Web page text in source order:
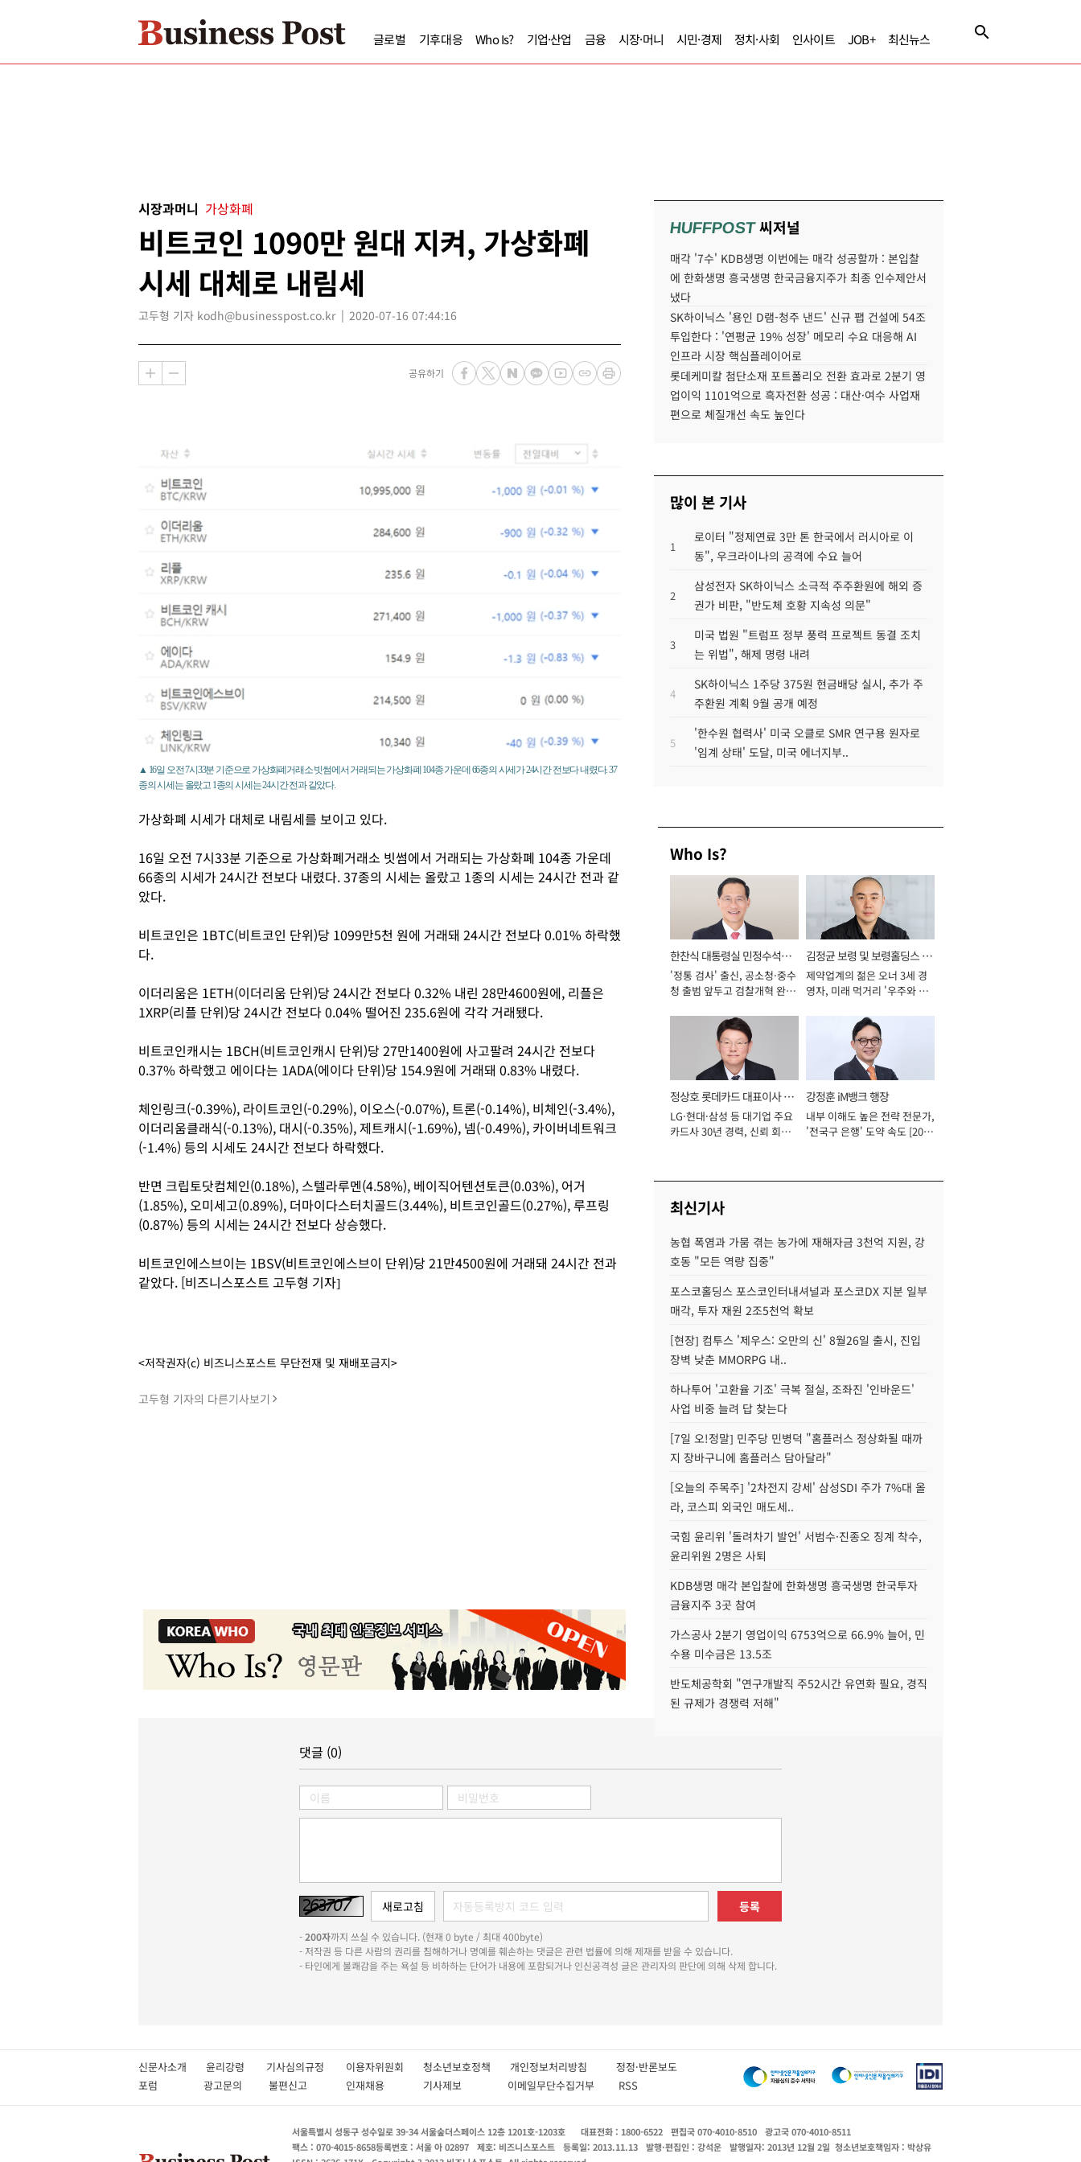
글로벌 기후대응 Who Is? 기업·산업 금융 시장·머니 시민·경제 정치·사회 인사이트 JOB+ 최신뉴스
시장과머니 가상화폐
비트코인 1090만 원대 지켜, 가상화폐
시세 대체로 내림세
고두형 기자 kodh@businesspost.co.kr 2020-07-16 07:44:16
공유하기
▲ 16일 오전 7시33분 기준으로 가상화폐거래소 빗썸에서 거래되는 가상화폐 104종 가운데 66종의 시세가 24시간 전보다 내렸다. 37
종의 시세는 올랐고 1종의 시세는 24시간 전과 같았다.
가상화폐 시세가 대체로 내림세를 보이고 있다.
16일 오전 7시33분 기준으로 가상화폐거래소 빗썸에서 거래되는 가상화폐 104종 가운데
66종의 시세가 24시간 전보다 내렸다. 37종의 시세는 올랐고 1종의 시세는 24시간 전과 같
았다.
비트코인은 1BTC(비트코인 단위)당 1099만5천 원에 거래돼 24시간 전보다 0.01% 하락했
다.
이더리움은 1ETH(이더리움 단위)당 24시간 전보다 0.32% 내린 28만4600원에, 리플은
1XRP(리플 단위)당 24시간 전보다 0.04% 떨어진 235.6원에 각각 거래됐다.
비트코인캐시는 1BCH(비트코인캐시 단위)당 27만1400원에 사고팔려 24시간 전보다
0.37% 하락했고 에이다는 1ADA(에이다 단위)당 154.9원에 거래돼 0.83% 내렸다.
체인링크(-0.39%), 라이트코인(-0.29%), 이오스(-0.07%), 트론(-0.14%), 비체인(-3.4%),
이더리움클래식(-0.13%), 대시(-0.35%), 제트캐시(-1.69%), 넴(-0.49%), 카이버네트워크
(-1.4%) 등의 시세도 24시간 전보다 하락했다.
반면 크립토닷컴체인(0.18%), 스텔라루멘(4.58%), 베이직어텐션토큰(0.03%), 어거
(1.85%), 오미세고(0.89%), 더마이다스터치골드(3.44%), 비트코인골드(0.27%), 루프링
(0.87%) 등의 시세는 24시간 전보다 상승했다.
비트코인에스브이는 1BSV(비트코인에스브이 단위)당 21만4500원에 거래돼 24시간 전과
같았다. [비즈니스포스트 고두형 기자]
<저작권자(c) 비즈니스포스트 무단전재 및 재배포금지>
고두형 기자의 다른기사보기
HUFFPOST씨저널
매각 '7수' KDB생명 이번에는 매각 성공할까 : 본입찰
에 한화생명 흥국생명 한국금융지주가 최종 인수제안서
냈다
SK하이닉스 '용인 D램-청주 낸드' 신규 팹 건설에 54조
투입한다 : '연평균 19% 성장' 메모리 수요 대응해 AI
인프라 시장 핵심플레이어로
롯데케미칼 첨단소재 포트폴리오 전환 효과로 2분기 영
업이익 1101억으로 흑자전환 성공 : 대산·여수 사업재
편으로 체질개선 속도 높인다
많이 본 기사
1
로이터 "정제연료 3만 톤 한국에서 러시아로 이
동", 우크라이나의 공격에 수요 늘어
2
삼성전자 SK하이닉스 소극적 주주환원에 해외 증
권가 비판, "반도체 호황 지속성 의문"
3
미국 법원 "트럼프 정부 풍력 프로젝트 동결 조치
는 위법", 해제 명령 내려
4
SK하이닉스 1주당 375원 현금배당 실시, 추가 주
주환원 계획 9월 공개 예정
5
'한수원 협력사' 미국 오클로 SMR 연구용 원자로
'임계 상태' 도달, 미국 에너지부..
Who Is?
한찬식 대통령실 민정수석비
서관
'정통 검사' 출신, 공소청·중수
청 출범 앞두고 검찰개혁 완수
김정균 보령 및 보령홀딩스 대
표이사 사장
제약업계의 젊은 오너 3세 경
영자, 미래 먹거리 '우주와 헬
정상호 롯데카드 대표이사 사
장
LG·현대·삼성 등 대기업 주요
카드사 30년 경력, 신뢰 회복
강정훈 iM뱅크 행장
내부 이해도 높은 전략 전문가,
'전국구 은행' 도약 속도 [2026
최신기사
농협 폭염과 가뭄 겪는 농가에 재해자금 3천억 지원, 강
호동 "모든 역량 집중"
포스코홀딩스 포스코인터내셔널과 포스코DX 지분 일부
매각, 투자 재원 2조5천억 확보
[현장] 컴투스 '제우스: 오만의 신' 8월26일 출시, 진입
장벽 낮춘 MMORPG 내..
하나투어 '고환율 기조' 극복 절실, 조좌진 '인바운드'
사업 비중 늘려 답 찾는다
[7일 오!정말] 민주당 민병덕 "홈플러스 정상화될 때까
지 장바구니에 홈플러스 담아달라"
[오늘의 주목주] '2차전지 강세' 삼성SDI 주가 7%대 올
라, 코스피 외국인 매도세..
국힘 윤리위 '돌려차기 발언' 서범수·진종오 징계 착수,
윤리위원 2명은 사퇴
KDB생명 매각 본입찰에 한화생명 흥국생명 한국투자
금융지주 3곳 참여
가스공사 2분기 영업이익 6753억으로 66.9% 늘어, 민
수용 미수금은 13.5조
반도체공학회 "연구개발직 주52시간 유연화 필요, 경직
된 규제가 경쟁력 저해"
댓글 (0)
등록
-200자까지 쓰실 수 있습니다. (현재 0 byte / 최대 400byte)
- 저작권 등 다른 사람의 권리를 침해하거나 명예를 훼손하는 댓글은 관련 법률에 의해 제재를 받을 수 있습니다.
- 타인에게 불쾌감을 주는 욕설 등 비하하는 단어가 내용에 포함되거나 인신공격성 글은 관리자의 판단에 의해 삭제 합니다.
신문사소개 윤리강령 기사심의규정 이용자위원회 청소년보호정책 개인정보처리방침 정정·반론보도
포럼
광고문의 불편신고 인재채용 기사제보 이메일무단수집거부 RSS
서울특별시 성동구 성수일로 39-34 서울숲더스페이스 12층 1201호-1203호 대표전화 : 1800-6522 편집국 070-4010-8510
광고국 070-4010-8511
팩스 : 070-4015-8658등록번호 : 서울 아 02897 제호: 비즈니스포스트 등록일: 2013.11.13 발행·편집인 : 강석운 발행일자: 2013년 12월 2일 청소년보호책임자 : 박상유